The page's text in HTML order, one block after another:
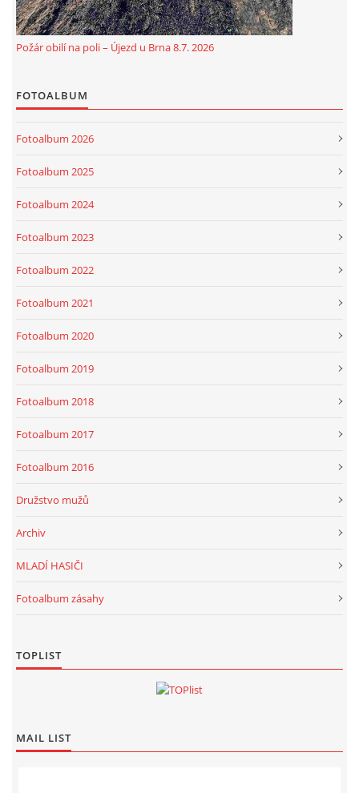
Požár obilí na poli – Újezd u Brna 8.7. 2026
FOTOALBUM
Fotoalbum 2026
Fotoalbum 2025
Fotoalbum 2024
Fotoalbum 2023
Fotoalbum 2022
Fotoalbum 2021
Fotoalbum 2020
Fotoalbum 2019
Fotoalbum 2018
Fotoalbum 2017
Fotoalbum 2016
Družstvo mužů
Archiv
MLADÍ HASIČI
Fotoalbum zásahy
TOPLIST
MAIL LIST